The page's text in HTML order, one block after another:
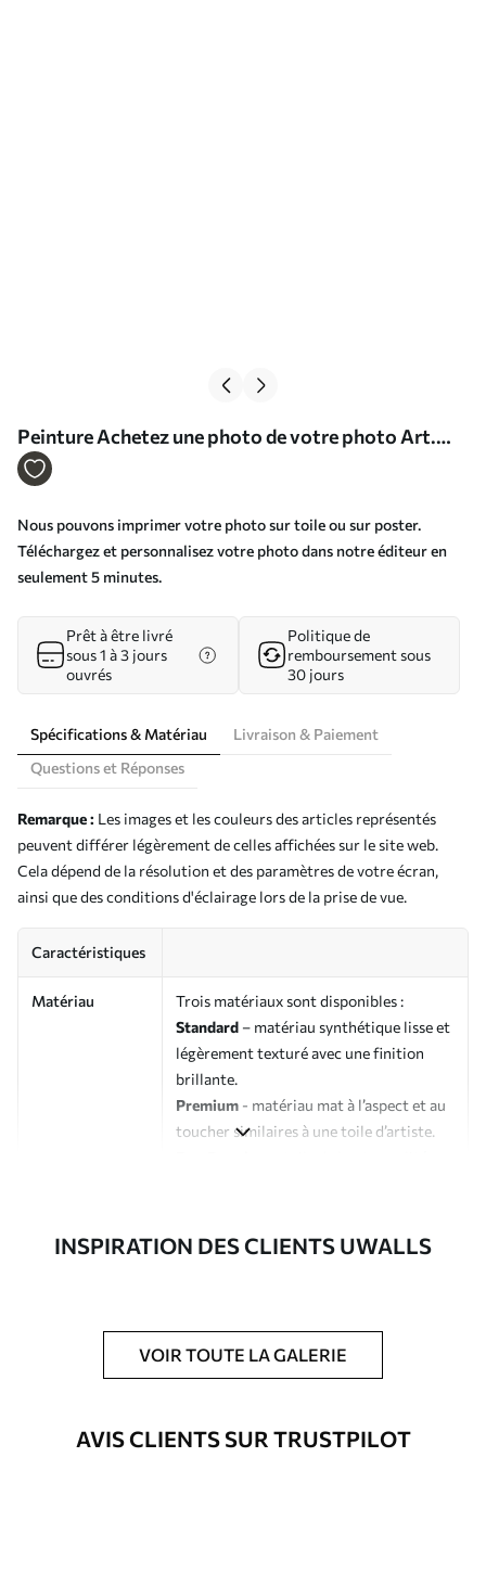
Peinture Achetez une photo de votre photo Art.
s33468
Nous pouvons imprimer votre photo sur toile ou sur poster.
Téléchargez et personnalisez votre photo dans notre éditeur en
seulement 5 minutes.
Prêt à être livré
sous 1 à 3 jours
ouvrés
Politique de
remboursement sous
30 jours
Spécifications & Matériau
Livraison & Paiement
Questions et Réponses
Remarque : Les images et les couleurs des articles représentés
peuvent différer légèrement de celles affichées sur le site web.
Cela dépend de la résolution et des paramètres de votre écran,
ainsi que des conditions d'éclairage lors de la prise de vue.
Caractéristiques
Matériau
Trois matériaux sont disponibles :
Standard – matériau synthétique lisse et
légèrement texturé avec une finition
brillante.
Premium - matériau mat à l’aspect et au
toucher similaires à une toile d’artiste.
Possibilité d'ajouter un vernis
protecteur pour renforcer la durabilité
du tableau.
Matériaux disponibles
INSPIRATION DES CLIENTS UWALLS
VOIR TOUTE LA GALERIE
AVIS CLIENTS SUR TRUSTPILOT